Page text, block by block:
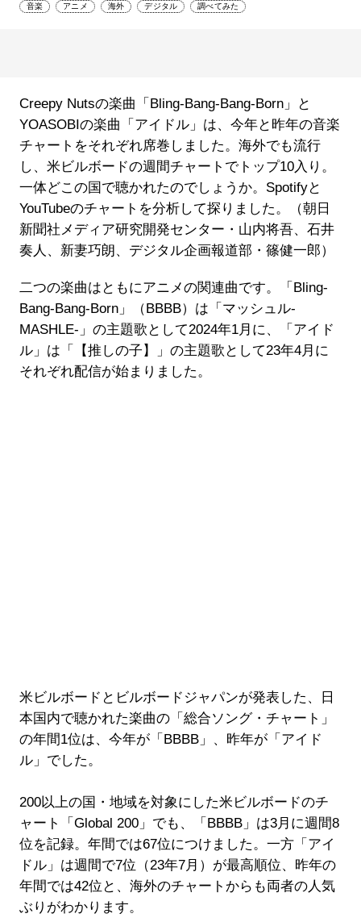
音楽 アニメ 海外 デジタル 調べてみた
Creepy Nutsの楽曲「Bling-Bang-Bang-Born」と
YOASOBIの楽曲「アイドル」は、今年と昨年の音楽
チャートをそれぞれ席巻しました。海外でも流行
し、米ビルボードの週間チャートでトップ10入り。
一体どこの国で聴かれたのでしょうか。Spotifyと
YouTubeのチャートを分析して探りました。（朝日
新聞社メディア研究開発センター・山内将吾、石井
奏人、新妻巧朗、デジタル企画報道部・篠健一郎）
二つの楽曲はともにアニメの関連曲です。「Bling-
Bang-Bang-Born」（BBBB）は「マッシュル-
MASHLE-」の主題歌として2024年1月に、「アイド
ル」は「【推しの子】」の主題歌として23年4月に
それぞれ配信が始まりました。
米ビルボードとビルボードジャパンが発表した、日
本国内で聴かれた楽曲の「総合ソング・チャート」
の年間1位は、今年が「BBBB」、昨年が「アイド
ル」でした。
200以上の国・地域を対象にした米ビルボードのチ
ャート「Global 200」でも、「BBBB」は3月に週間8
位を記録。年間では67位につけました。一方「アイ
ドル」は週間で7位（23年7月）が最高順位、昨年の
年間では42位と、海外のチャートからも両者の人気
ぶりがわかります。